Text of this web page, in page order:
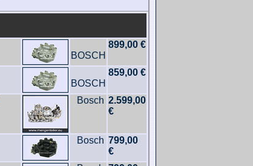
BOSCH
899,00 €
BOSCH
859,00 €
Bosch 2.599,00
€
Bosch 799,00
€